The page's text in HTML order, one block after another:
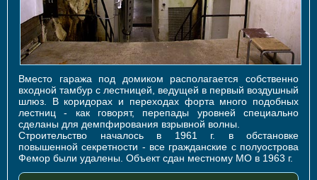
Вместо гаража под домиком располагается собственно
входной тамбур с лестницей, ведущей в первый воздушный
шлюз. В коридорах и переходах форта много подобных
лестниц - как говорят, перепады уровней специально
сделаны для демпфирования взрывной волны.
Строительство началось в 1961 г. в обстановке
повышенной секретности - все гражданские с полуострова
Фемор были удалены. Объект сдан местному МО в 1963 г.